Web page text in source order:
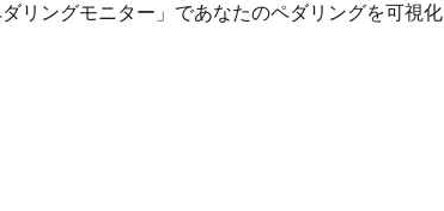
リングモニター」であなたのペダリングを可視化